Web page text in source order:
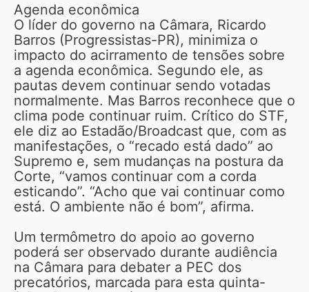
Agenda econômica
O líder do governo na Câmara, Ricardo
Barros (Progressistas-PR), minimiza o
impacto do acirramento de tensões sobre
a agenda econômica. Segundo ele, as
pautas devem continuar sendo votadas
normalmente. Mas Barros reconhece que o
clima pode continuar ruim. Crítico do STF,
ele diz ao Estadão/Broadcast que, com as
manifestações, o “recado está dado” ao
Supremo e, sem mudanças na postura da
Corte, “vamos continuar com a corda
esticando”. “Acho que vai continuar como
está. O ambiente não é bom”, afirma.
Um termômetro do apoio ao governo
poderá ser observado durante audiência
na Câmara para debater a PEC dos
precatórios, marcada para esta quinta-